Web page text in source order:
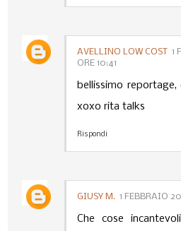
AVELLINO LOW COST
1
ORE 10:41
bellissimo
xoxo rita talks
Rispondi
GIUSY M. 1 FEBBRAIO
Che cose